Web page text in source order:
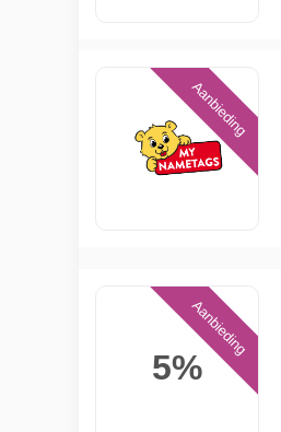
Aanbieding
5%
Aanbieding